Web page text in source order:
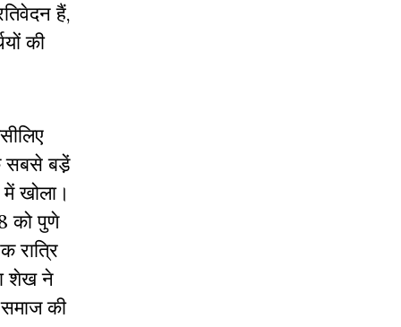
हैं,
की
के सबसे बडे़ं
खोला।
को पुणे
रात्रि
शेख ने
की